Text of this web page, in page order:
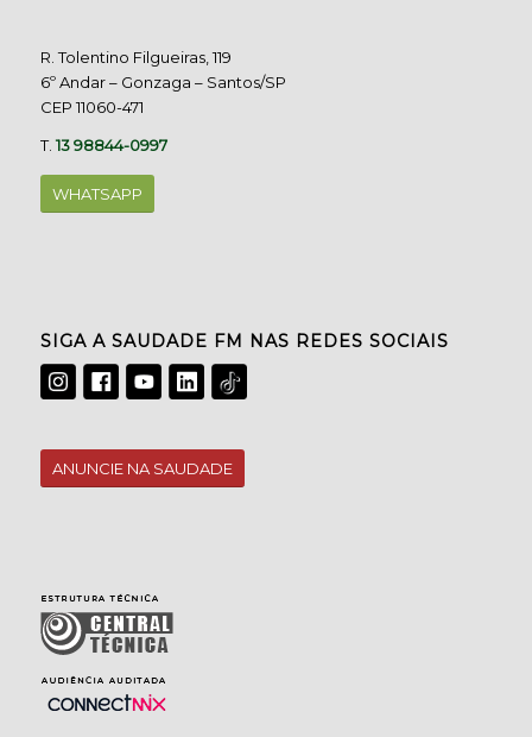
R. Tolentino Filgueiras, 119
6º Andar – Gonzaga – Santos/SP
CEP 11060-471
T.13 98844-0997
WHATSAPP
SIGA A SAUDADE FM NAS REDES SOCIAIS
ANUNCIE NA SAUDADE